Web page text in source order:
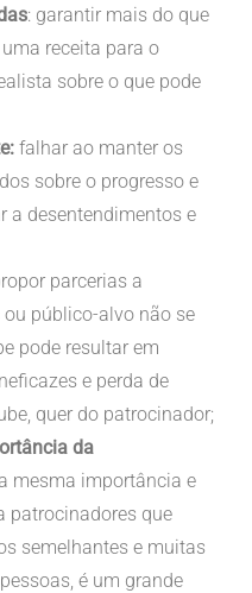
: garantir mais do que
receita para o
sobre o que pode
falhar ao manter os
sobre o progresso e
a desentendimentos e
parcerias a
público-alvo não se
pode resultar em
e perda de
quer do patrocinador;
da
mesma importância e
patrocinadores que
semelhantes e muitas
é um grande